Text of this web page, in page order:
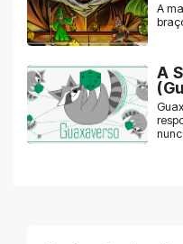
A
A